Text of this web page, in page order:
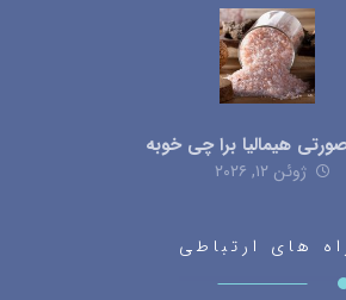
هیمالیا برا چی خوبه
ژوئن ۱۲, ۲۰۲۶
های ارتباطی